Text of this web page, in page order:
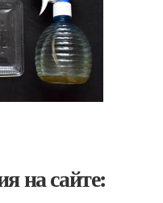
на сайте: